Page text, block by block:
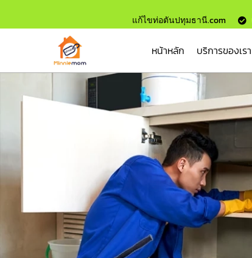
แก้ไขท่อตันปทุมธานี.com
หน้าหลัก บริการของเรา